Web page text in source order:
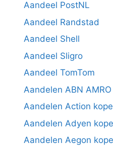
Aandeel PostNL
Aandeel Randstad
Aandeel Shell
Aandeel Sligro
Aandeel TomTom
Aandelen ABN
Aandelen Action
Aandelen Adyen
Aandelen Aegon